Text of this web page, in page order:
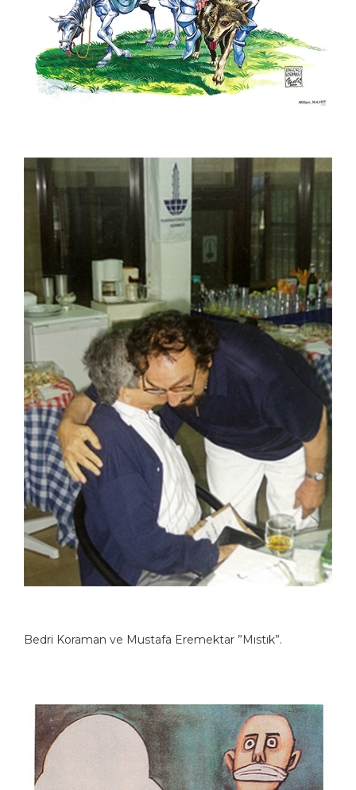
Bedri Koraman ve Mustafa Eremektar ”Mıstık”.